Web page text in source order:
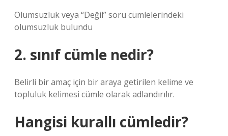
Olumsuzluk veya “Değil” soru cümlelerindeki
olumsuzluk bulundu
2. sınıf cümle nedir?
Belirli bir amaç için bir araya getirilen kelime ve
topluluk kelimesi cümle olarak adlandırılır.
Hangisi kurallı cümledir?